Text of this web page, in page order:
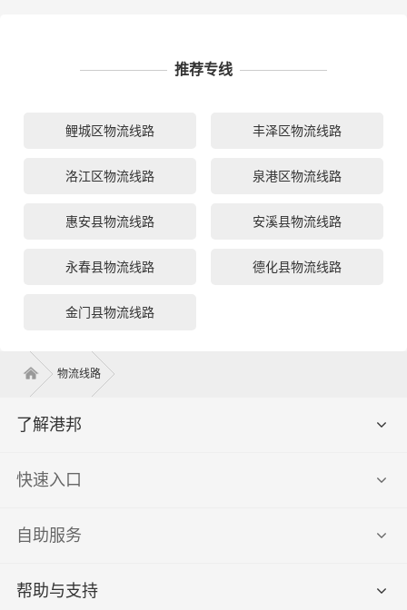
推荐专线
鲤城区物流线路 丰泽区物流线路
洛江区物流线路 泉港区物流线路
惠安县物流线路 安溪县物流线路
永春县物流线路 德化县物流线路
金门县物流线路
物流线路
了解港邦
快速入口
自助服务
帮助与支持